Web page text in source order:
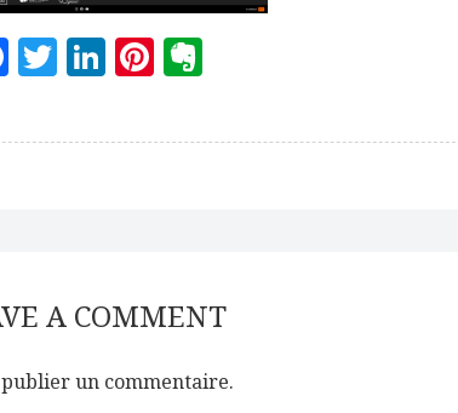
Facebook
Twitter
LinkedIn
Pinterest
A COMMENT
un commentaire.